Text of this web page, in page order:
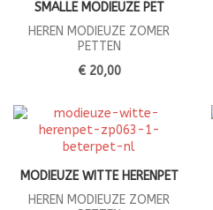
SMALLE MODIEUZE PET
HEREN MODIEUZE ZOMER
PETTEN
€ 20,00
MODIEUZE WITTE HERENPET
HEREN MODIEUZE ZOMER